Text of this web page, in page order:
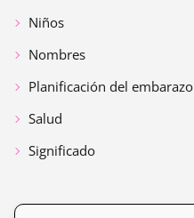
Niños
Nombres
Planificación del embarazo
Salud
Significado